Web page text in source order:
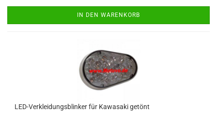
IN DEN WARENKORB
LED-Verkleidungsblinker für Kawasaki getönt